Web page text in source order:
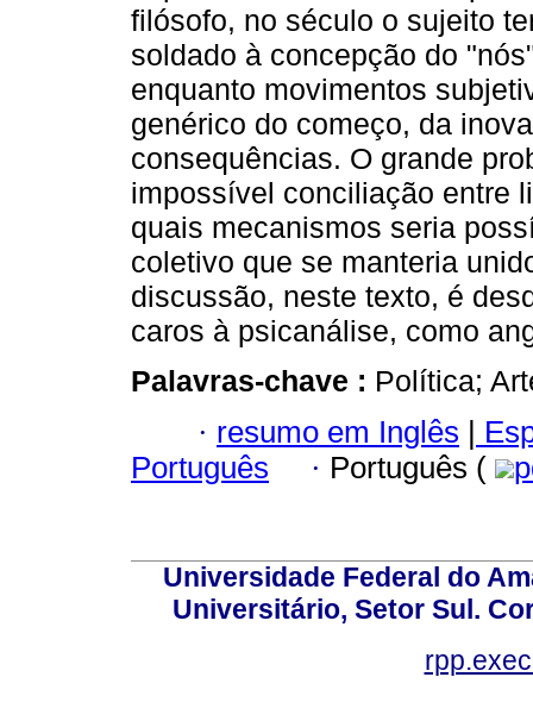
filósofo, no século o sujeito
soldado à concepção do
enquanto movimentos
genérico do começo, da
consequências. O grande
impossível conciliação entre
quais mecanismos seria
coletivo que se manteria
discussão, neste texto, é
caros à psicanálise, como
Palavras-chave : Política;
· resumo em Inglês |
Português
· Português (
Universidade Federal do
Universitário, Setor Sul.